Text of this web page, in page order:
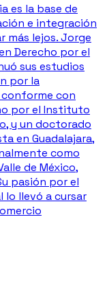
es la base de
e integración
más lejos. Jorge
Derecho por el
sus estudios
por la
conforme con
por el Instituto
y un doctorado
en Guadalajara,
como
de México,
pasión por el
lo llevó a cursar